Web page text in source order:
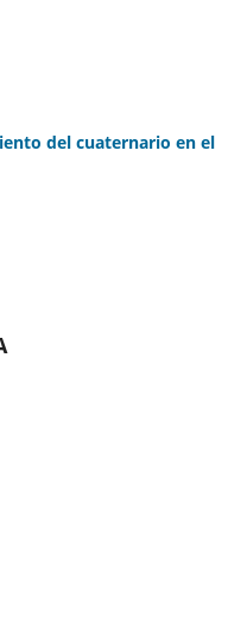
del cuaternario en el